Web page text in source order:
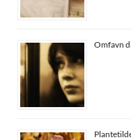
Omfavn